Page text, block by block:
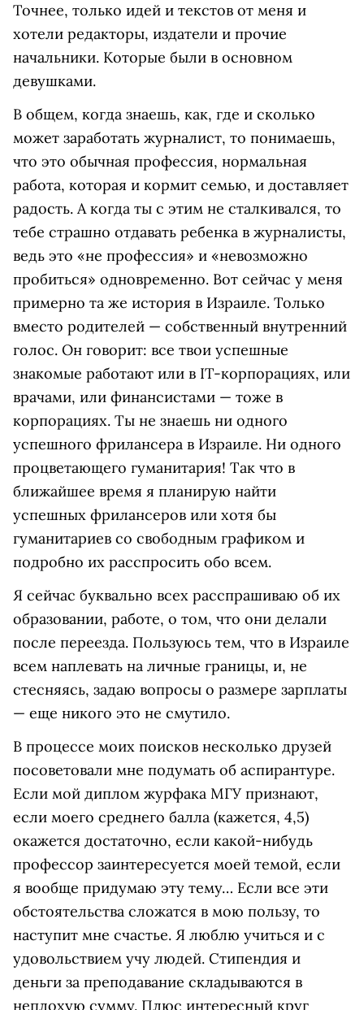
Точнее, только идей и текстов от меня и
хотели редакторы, издатели и прочие
начальники. Которые были в основном
девушками.
В общем, когда знаешь, как, где и сколько
может заработать журналист, то понимаешь,
что это обычная профессия, нормальная
работа, которая и кормит семью, и доставляет
радость. А когда ты с этим не сталкивался, то
тебе страшно отдавать ребенка в журналисты,
ведь это «не профессия» и «невозможно
пробиться» одновременно. Вот сейчас у меня
примерно та же история в Израиле. Только
вместо родителей — собственный внутренний
голос. Он говорит: все твои успешные
знакомые работают или в IT-корпорациях, или
врачами, или финансистами — тоже в
корпорациях. Ты не знаешь ни одного
успешного фрилансера в Израиле. Ни одного
процветающего гуманитария! Так что в
ближайшее время я планирую найти
успешных фрилансеров или хотя бы
гуманитариев со свободным графиком и
подробно их расспросить обо всем.
Я сейчас буквально всех расспрашиваю об их
образовании, работе, о том, что они делали
после переезда. Пользуюсь тем, что в Израиле
всем наплевать на личные границы, и, не
стесняясь, задаю вопросы о размере зарплаты
— еще никого это не смутило.
В процессе моих поисков несколько друзей
посоветовали мне подумать об аспирантуре.
Если мой диплом журфака МГУ признают,
если моего среднего балла (кажется, 4,5)
окажется достаточно, если какой-нибудь
профессор заинтересуется моей темой, если
я вообще придумаю эту тему… Если все эти
обстоятельства сложатся в мою пользу, то
наступит мне счастье. Я люблю учиться и с
удовольствием учу людей. Стипендия и
деньги за преподавание складываются в
неплохую сумму. Плюс интересный круг